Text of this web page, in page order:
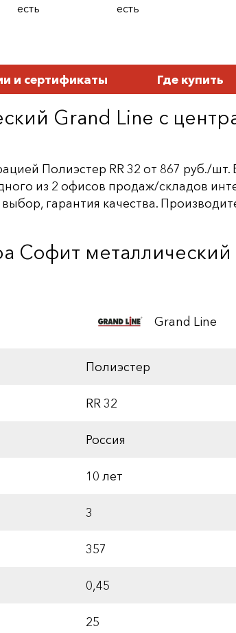
есть
есть
и сертификаты Где купить
Grand Line c
Полиэстер RR 32 от 867 руб./шт.
из 2 офисов продаж/складов
гарантия качества.
Софит
Grand Line
Полиэстер
RR 32
Россия
10 лет
3
357
0,45
25